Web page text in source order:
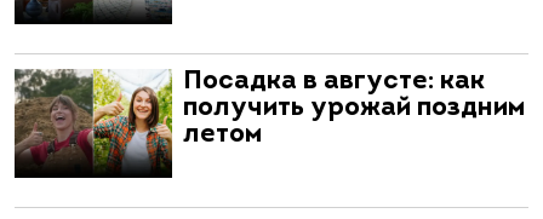
Посадка в августе: как
получить урожай поздним
летом